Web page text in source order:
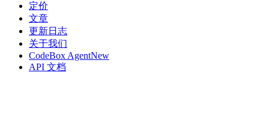
定价
文章
更新日志
关于我们
CodeBox AgentNew
API 文档